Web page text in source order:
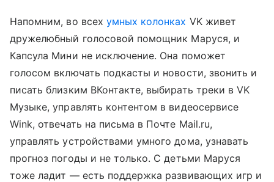
Напомним, во всех умных колонках VK живет
дружелюбный голосовой помощник Маруся, и
Капсула Мини не исключение. Она поможет
голосом включать подкасты и новости, звонить и
писать близким ВКонтакте, выбирать треки в VK
Музыке, управлять контентом в видеосервисе
Wink, отвечать на письма в Почте Mail.ru,
управлять устройствами умного дома, узнавать
прогноз погоды и не только. С детьми Маруся
тоже ладит — есть поддержка развивающих игр и